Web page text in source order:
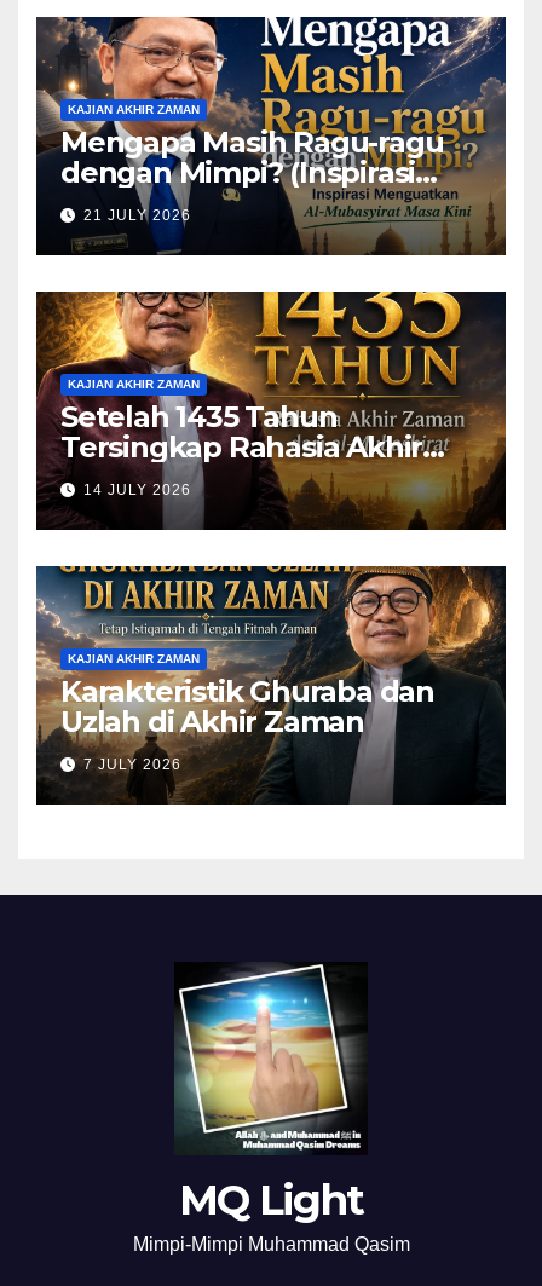
KAJIAN AKHIR ZAMAN
Mengapa Masih Ragu-ragu
dengan Mimpi? (Inspirasi
Menguatkan Al-Mubasyirat
Masa Kini)
21 JULY 2026
KAJIAN AKHIR ZAMAN
Setelah 1435 Tahun
Tersingkap Rahasia Akhir
Zaman dari al-Mubashirat
(Pelajari Mimpi Muhammad
Qasim)
14 JULY 2026
KAJIAN AKHIR ZAMAN
Karakteristik Ghuraba dan
Uzlah di Akhir Zaman
7 JULY 2026
MQ Light
Mimpi-Mimpi Muhammad Qasim